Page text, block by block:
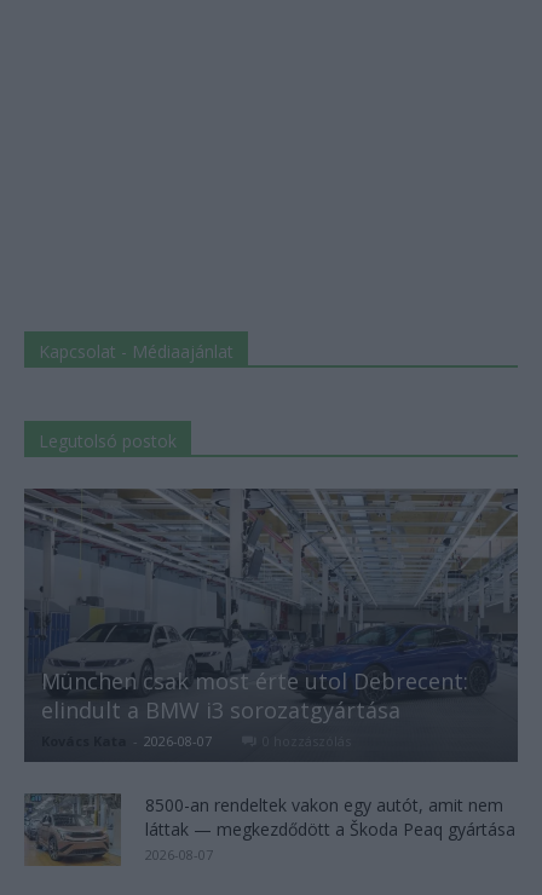
Kapcsolat - Médiaajánlat
Legutolsó postok
München csak most érte utol Debrecent:
elindult a BMW i3 sorozatgyártása
- 2026-08-07
8500-an rendeltek vakon egy autót, amit nem
láttak — megkezdődött a Škoda Peaq gyártása
2026-08-07